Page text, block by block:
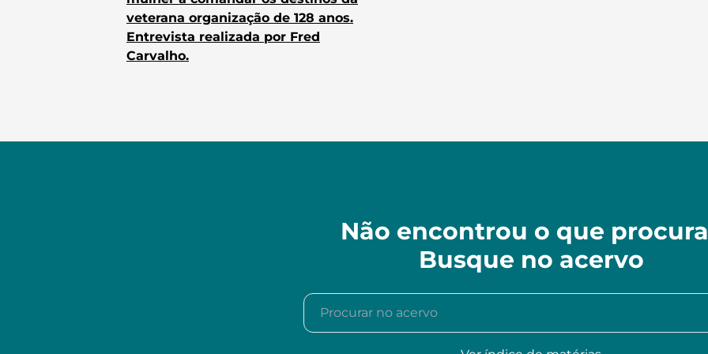
veterana organização de 128 anos.
Entrevista realizada por Fred
Carvalho.
Não encontrou o que
Busque no acervo
Procurar no acervo